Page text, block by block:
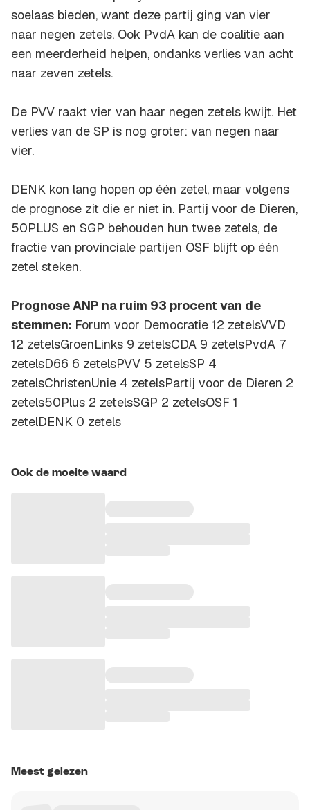
soelaas bieden, want deze partij ging van vier
naar negen zetels. Ook PvdA kan de coalitie aan
een meerderheid helpen, ondanks verlies van acht
naar zeven zetels.
De PVV raakt vier van haar negen zetels kwijt. Het
verlies van de SP is nog groter: van negen naar
vier.
DENK kon lang hopen op één zetel, maar volgens
de prognose zit die er niet in. Partij voor de Dieren,
50PLUS en SGP behouden hun twee zetels, de
fractie van provinciale partijen OSF blijft op één
zetel steken.
Prognose ANP na ruim 93 procent van de
stemmen: Forum voor Democratie 12 zetelsVVD
12 zetelsGroenLinks 9 zetelsCDA 9 zetelsPvdA 7
zetelsD66 6 zetelsPVV 5 zetelsSP 4
zetelsChristenUnie 4 zetelsPartij voor de Dieren 2
zetels50Plus 2 zetelsSGP 2 zetelsOSF 1
zetelDENK 0 zetels
Ook de moeite waard
Meest gelezen